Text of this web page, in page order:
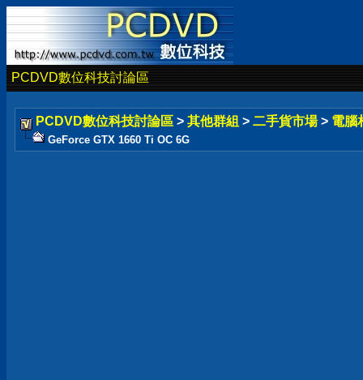
PCDVD數位科技討論區
PCDVD數位科技討論區 > 其他群組 > 二手貨市場 > 電腦
GeForce GTX 1660 Ti OC 6G